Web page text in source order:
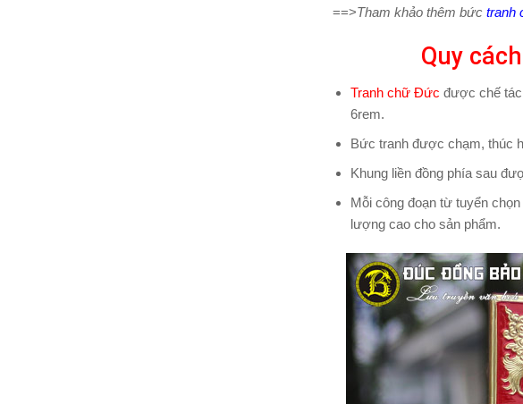
==>Tham khảo thêm bức tranh
Quy
Tranh chữ Đức được chế tác
6rem.
Bức tranh được chạm, thúc
Khung liền đồng phía sau
Mỗi công đoạn từ tuyển
lượng cao cho sản phẩm.